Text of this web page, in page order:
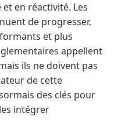
en réactivité. Les
de progresser,
et plus
appellent
ils ne doivent pas
de cette
des clés pour
intégrer